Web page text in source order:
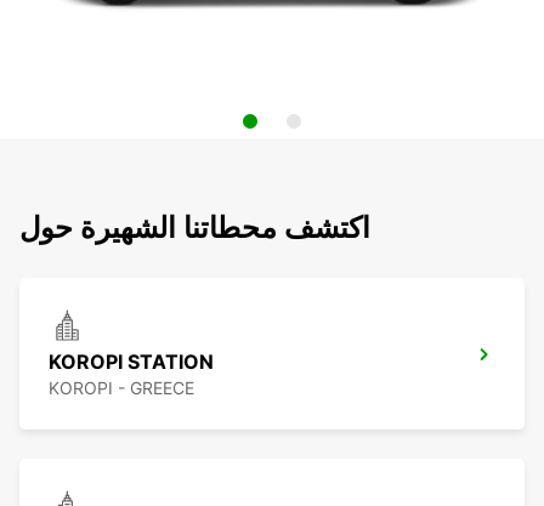
اكتشف محطاتنا الشهيرة حول
KOROPI STATION
KOROPI - GREECE